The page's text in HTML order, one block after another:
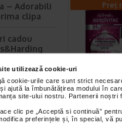
utilizează cookie-uri
cookie-urile care sunt strict
ajută la îmbunătățirea modului în
site-ului nostru. Partenerii noștri
clic pe „Acceptă si continuă”
preferințele și, în special, vă
Preț
Crema
intens
50 ml,
Gerovital H3E
– Adorabili
clipa
cadou